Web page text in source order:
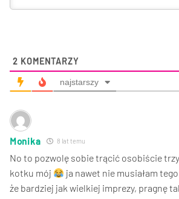
2 KOMENTARZY
najstarszy
Monika 8 lat temu
No to pozwolę sobie trącić osobiście
kotku mój
ja nawet nie musiałam
że bardziej jak wielkiej imprezy, pragnę